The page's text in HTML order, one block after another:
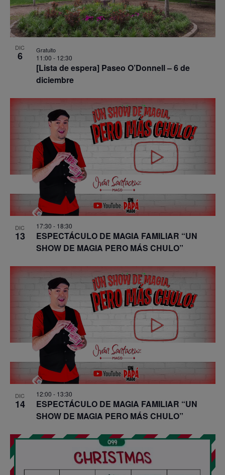
DIC
6
[Lista de espera] Paseo O’Donnell – 6 de
diciembre
11:00 - 12:30
Gratuito
DIC
13
ESPECTÁCULO DE MAGIA FAMILIAR “UN
SHOW DE MAGIA PERO MÁS CHULO”
17:30 - 18:30
DIC
14
ESPECTÁCULO DE MAGIA FAMILIAR “UN
SHOW DE MAGIA PERO MÁS CHULO”
12:00 - 13:30